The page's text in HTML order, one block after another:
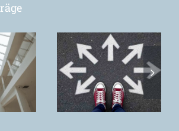
The spirit
comes. The
wound
remains.